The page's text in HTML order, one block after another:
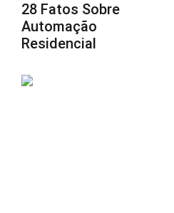
28 Fatos Sobre
Automação
Residencial